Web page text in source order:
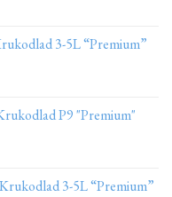
3-5L “Premium”
P9 "Premium"
3-5L “Premium”